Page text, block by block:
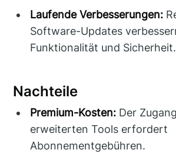
Laufende Verbesserungen:
Software-Updates
Funktionalität und Sicherheit.
Nachteile
Premium-Kosten: Der
erweiterten Tools erfordert
Abonnementgebühren.